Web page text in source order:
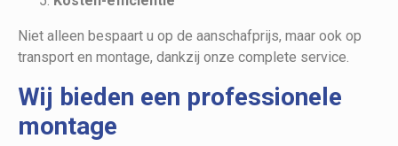
Niet alleen bespaart u op de aanschafprijs, maar ook op
transport en montage, dankzij onze complete service.
Wij bieden een professionele
montage